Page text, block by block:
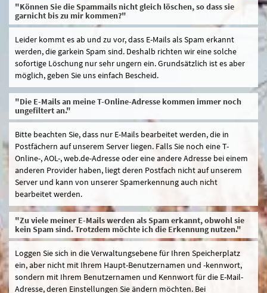
"Können Sie die Spammails nicht gleich löschen, so dass sie
garnicht bis zu mir kommen?"
Leider kommt es ab und zu vor, dass E-Mails als Spam erkannt
werden, die garkein Spam sind. Deshalb richten wir eine solche
sofortige Löschung nur sehr ungern ein. Grundsätzlich ist es aber
möglich, geben Sie uns einfach Bescheid.
"Die E-Mails an meine T-Online-Adresse kommen immer noch
ungefiltert an."
Bitte beachten Sie, dass nur E-Mails bearbeitet werden, die in
Postfächern auf unserem Server liegen. Falls Sie noch eine T-
Online-, AOL-, web.de-Adresse oder eine andere Adresse bei einem
anderen Provider haben, liegt deren Postfach nicht auf unserem
Server und kann von unserer Spamerkennung auch nicht
bearbeitet werden.
"Zu viele meiner E-Mails werden als Spam erkannt, obwohl sie
kein Spam sind. Trotzdem möchte ich die Erkennung nutzen."
Loggen Sie sich in die Verwaltungsebene für Ihren Speicherplatz
ein, aber nicht mit Ihrem Haupt-Benutzernamen und -kennwort,
sondern mit Ihrem Benutzernamen und Kennwort für die E-Mail-
Adresse, deren Einstellungen Sie ändern möchten. Bei